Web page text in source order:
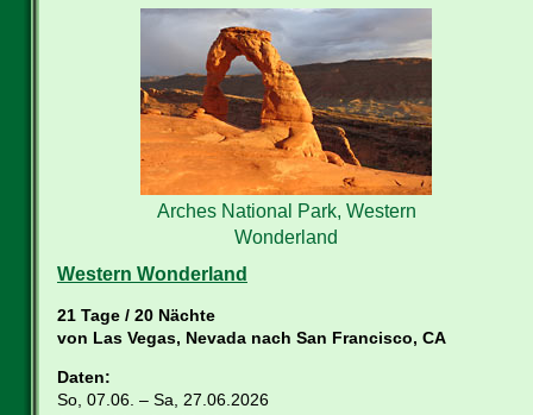
Arches National Park, Western
Wonderland
Western Wonderland
21 Tage / 20 Nächte
von Las Vegas, Nevada nach San Francisco, CA
Daten:
So, 07.06. – Sa, 27.06.2026